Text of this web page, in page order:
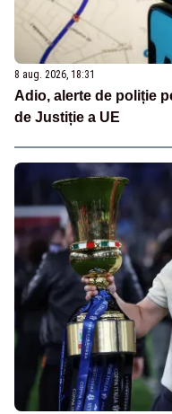
8 aug. 2026, 18:31
Adio, alerte de poliție
de Justiție a UE